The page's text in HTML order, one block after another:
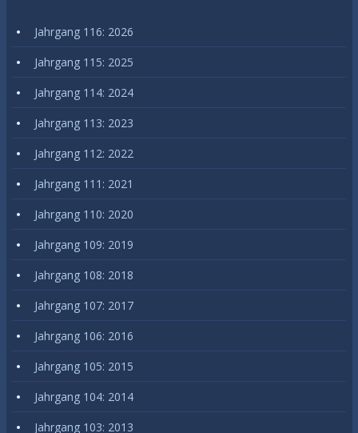
Jahrgang 116: 2026
Jahrgang 115: 2025
Jahrgang 114: 2024
Jahrgang 113: 2023
Jahrgang 112: 2022
Jahrgang 111: 2021
Jahrgang 110: 2020
Jahrgang 109: 2019
Jahrgang 108: 2018
Jahrgang 107: 2017
Jahrgang 106: 2016
Jahrgang 105: 2015
Jahrgang 104: 2014
Jahrgang 103: 2013